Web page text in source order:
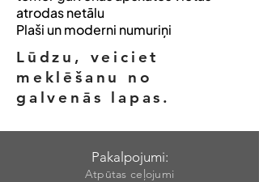
atrodas netālu
Plaši un moderni numuriņi
Lūdzu, veiciet
meklēšanu no
galvenās lapas.
Pakalpojumi:
Atpūtas ceļojumi